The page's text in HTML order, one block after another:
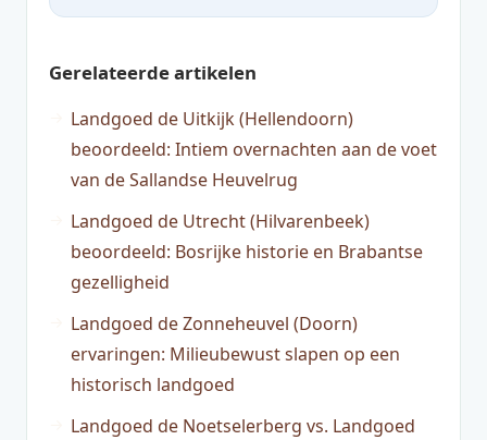
Gerelateerde artikelen
Landgoed de Uitkijk (Hellendoorn)
beoordeeld: Intiem overnachten aan de voet
van de Sallandse Heuvelrug
Landgoed de Utrecht (Hilvarenbeek)
beoordeeld: Bosrijke historie en Brabantse
gezelligheid
Landgoed de Zonneheuvel (Doorn)
ervaringen: Milieubewust slapen op een
historisch landgoed
Landgoed de Noetselerberg vs. Landgoed